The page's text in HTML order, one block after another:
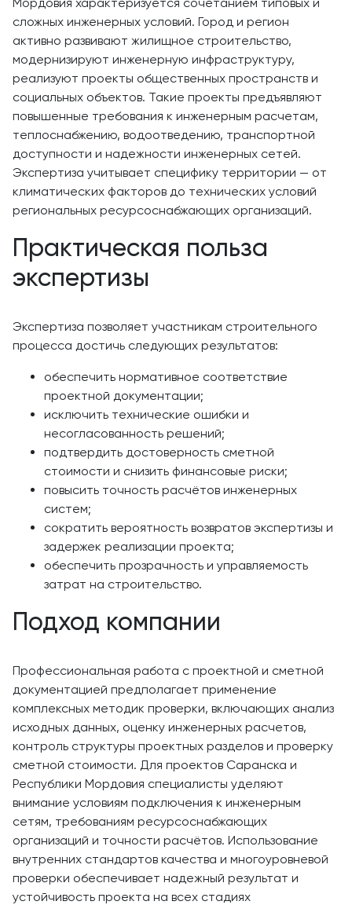
сложных инженерных условий. Город и регион
активно развивают жилищное строительство,
модернизируют инженерную инфраструктуру,
реализуют проекты общественных пространств и
социальных объектов. Такие проекты предъявляют
повышенные требования к инженерным расчетам,
теплоснабжению, водоотведению, транспортной
доступности и надежности инженерных сетей.
Экспертиза учитывает специфику территории — от
климатических факторов до технических условий
региональных ресурсоснабжающих организаций.
Практическая польза
экспертизы
Экспертиза позволяет участникам строительного
процесса достичь следующих результатов:
обеспечить нормативное соответствие
проектной документации;
исключить технические ошибки и
несогласованность решений;
подтвердить достоверность сметной
стоимости и снизить финансовые риски;
повысить точность расчётов инженерных
систем;
сократить вероятность возвратов экспертизы и
задержек реализации проекта;
обеспечить прозрачность и управляемость
затрат на строительство.
Подход компании
Профессиональная работа с проектной и сметной
документацией предполагает применение
комплексных методик проверки, включающих анализ
исходных данных, оценку инженерных расчетов,
контроль структуры проектных разделов и проверку
сметной стоимости. Для проектов Саранска и
Республики Мордовия специалисты уделяют
внимание условиям подключения к инженерным
сетям, требованиям ресурсоснабжающих
организаций и точности расчётов. Использование
внутренних стандартов качества и многоуровневой
проверки обеспечивает надежный результат и
устойчивость проекта на всех стадиях